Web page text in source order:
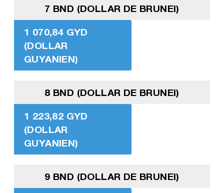
7 BND (DOLLAR DE BRUNEI)
1 070,84 GYD
(DOLLAR
GUYANIEN)
8 BND (DOLLAR DE BRUNEI)
1 223,82 GYD
(DOLLAR
GUYANIEN)
9 BND (DOLLAR DE BRUNEI)